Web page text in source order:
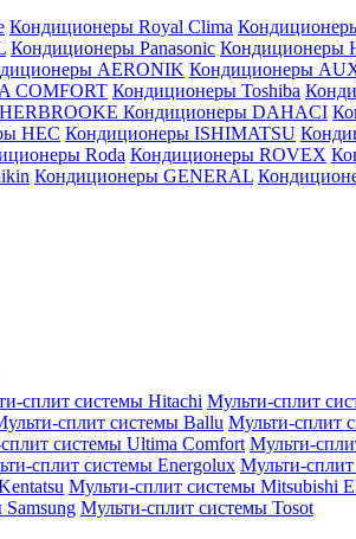
Кондиционеры Royal Clima
Кондиционеры Panasonic Кондиционеры
AERONIK Кондиционеры
COMFORT Кондиционеры Toshiba
Кондиционеры DAHACI
HEC Кондиционеры ISHIMATSU
Roda Кондиционеры ROVEX
Кондиционеры GENERAL
сплит системы Hitachi Мульти-сплит
сплит системы Ballu Мульти-сплит
системы Ultima Comfort Мульти-
сплит системы Energolux Мульти-
Мульти-сплит системы Mitsubishi
Мульти-сплит системы Tosot